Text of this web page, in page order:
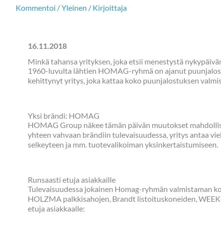
Kommentoi /Yleinen / Kirjoittaja
16.11.2018
Minkä tahansa yrityksen, joka etsii menestystä
1960-luvulta lähtien HOMAG-ryhmä on ajanut
kehittynyt yritys, joka kattaa koko puunjalostuksen
Yksi brändi: HOMAG
HOMAG Group näkee tämän päivän muutokset
yhteen vahvaan brändiin tulevaisuudessa, yritys antaa
selkeyteen ja mm. tuotevalikoiman yksinkertaistumiseen.
Runsaasti etuja asiakkaille
Tulevaisuudessa jokainen Homag-ryhmän valmistaman
HOLZMA palkkisahojen, Brandt listoituskoneiden,
etuja asiakkaalle: